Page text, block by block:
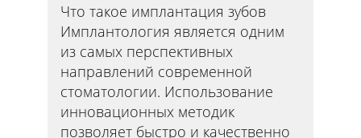
Что такое имплантация зубов
Имплантология является одним
из самых перспективных
направлений современной
стоматологии. Использование
инновационных методик
позволяет быстро и качественно